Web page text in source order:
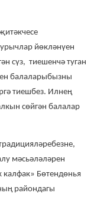
йөкләнүен
сүз, тиешенчә туган
балаларыбызны
тиешбез. Илнең
сөйгән балалар
мәсьәләләрен
Бөтендөнья
райондагы